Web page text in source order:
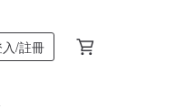
/註冊